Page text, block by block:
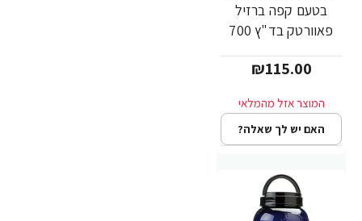
בטעם קפה ברזיל
פאוורטק בד"ץ 700
PowerTech
₪115.00
האם יש לך שאלה?